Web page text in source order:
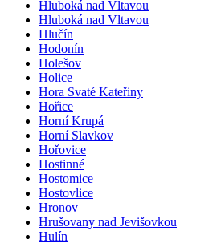
Hluboká nad Vltavou
Hluboká nad Vltavou
Hlučín
Hodonín
Holešov
Holice
Hora Svaté Kateřiny
Hořice
Horní Krupá
Horní Slavkov
Hořovice
Hostinné
Hostomice
Hostovlice
Hronov
Hrušovany nad Jevišovkou
Hulín